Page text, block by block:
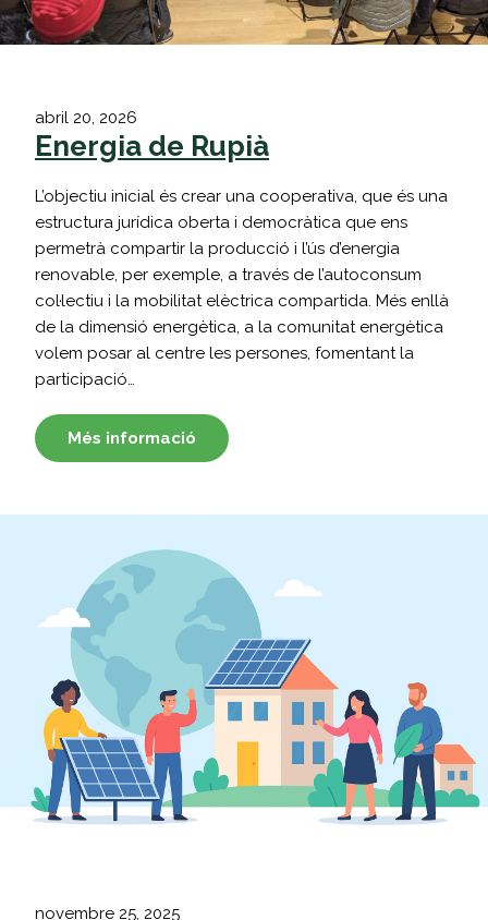
abril 20, 2026
Energia de Rupià
L’objectiu inicial és crear una cooperativa, que és una
estructura jurídica oberta i democràtica que ens
permetrà compartir la producció i l’ús d’energia
renovable, per exemple, a través de l’autoconsum
col·lectiu i la mobilitat elèctrica compartida. Més enllà
de la dimensió energètica, a la comunitat energètica
volem posar al centre les persones, fomentant la
participació…
Més informació
novembre 25, 2025